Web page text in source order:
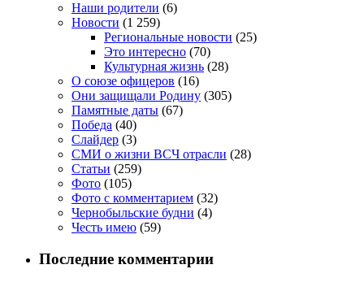
Наши родители (6)
Новости (1 259)
Региональные новости (25)
Это интересно (70)
Культурная жизнь (28)
О союзе офицеров (16)
Они защищали Родину (305)
Памятные даты (67)
Победа (40)
Слайдер (3)
СМИ о жизни ВСЧ отрасли (28)
Статьи (259)
Фото (105)
Фото с комментарием (32)
Чернобыльские будни (4)
Честь имею (59)
Последние комментарии